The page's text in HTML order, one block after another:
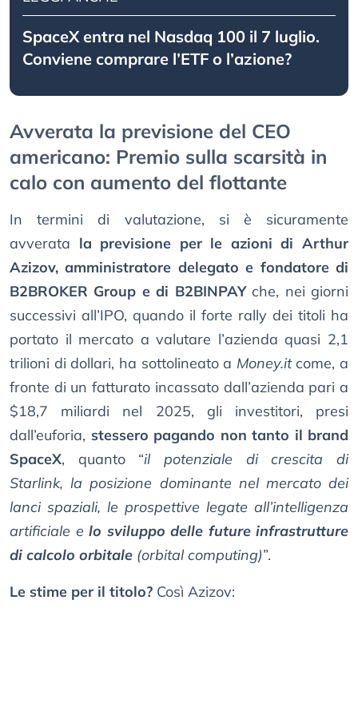
SpaceX entra nel Nasdaq 100 il 7 luglio.
Conviene comprare l’ETF o l’azione?
Avverata la previsione del CEO
americano: Premio sulla scarsità in
calo con aumento del flottante
In termini di valutazione, si è sicuramente
avverata la previsione per le azioni di Arthur
Azizov, amministratore delegato e fondatore di
B2BROKER Group e di B2BINPAYche, nei giorni
successivi all’IPO, quando il forte rally dei titoli ha
portato il mercato a valutare l’azienda quasi 2,1
trilioni di dollari, ha sottolineato a Money.itcome, a
fronte di un fatturato incassato dall’azienda pari a
$18,7 miliardi nel 2025, gli investitori, presi
dall’euforia, stessero pagando non tanto il brand
SpaceX, quanto “il potenziale di crescita di
Starlink, la posizione dominante nel mercato dei
lanci spaziali, le prospettive legate all’intelligenza
artificiale e lo sviluppo delle future infrastrutture
di calcolo orbitale (orbital computing)”.
Le stime per il titolo? Così Azizov: